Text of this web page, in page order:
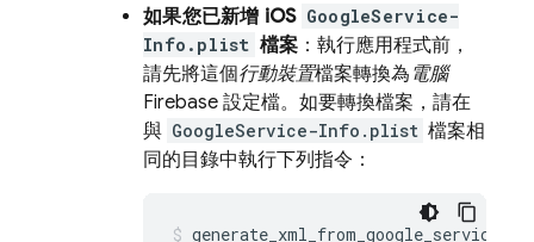
如果您已新增 iOS GoogleService-
Info.plist 檔案 ：執行應用程式前，
請先將這個行動裝置檔案轉換為 電腦
Firebase 設定檔。如要轉換檔案，請在
與 GoogleService-Info.plist 檔案相
同的目錄中執行下列指令：